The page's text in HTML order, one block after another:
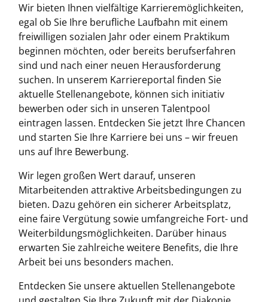
Wir bieten Ihnen vielfältige Karrieremöglichkeiten,
egal ob Sie Ihre berufliche Laufbahn mit einem
freiwilligen sozialen Jahr oder einem Praktikum
beginnen möchten, oder bereits berufserfahren
sind und nach einer neuen Herausforderung
suchen. In unserem Karriereportal finden Sie
aktuelle Stellenangebote, können sich initiativ
bewerben oder sich in unseren Talentpool
eintragen lassen. Entdecken Sie jetzt Ihre Chancen
und starten Sie Ihre Karriere bei uns – wir freuen
uns auf Ihre Bewerbung.
Wir legen großen Wert darauf, unseren
Mitarbeitenden attraktive Arbeitsbedingungen zu
bieten. Dazu gehören ein sicherer Arbeitsplatz,
eine faire Vergütung sowie umfangreiche Fort- und
Weiterbildungsmöglichkeiten. Darüber hinaus
erwarten Sie zahlreiche weitere Benefits, die Ihre
Arbeit bei uns besonders machen.
Entdecken Sie unsere aktuellen Stellenangebote